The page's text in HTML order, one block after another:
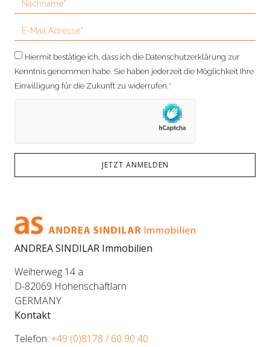
ANDREA SINDILAR Immobilien
Weiherweg 14 a
D-82069 Hohenschäftlarn
GERMANY
Kontakt
Telefon: +49 (0)8178 / 60 90 40
Hiermit bestätige ich, dass ich die Datenschutzerklärung zur
Kenntnis genommen habe. Sie haben jederzeit die Möglichkeit Ihre
Einwilligung für die Zukunft zu widerrufen.*
JETZT ANMELDEN